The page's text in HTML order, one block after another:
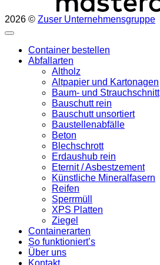
2026 © Zuser Unternehmensgruppe
Container bestellen
Abfallarten
Altholz
Altpapier und Kartonagen
Baum- und Strauchschnitt
Bauschutt rein
Bauschutt unsortiert
Baustellenabfälle
Beton
Blechschrott
Erdaushub rein
Eternit / Asbestzement
Künstliche Mineralfasern
Reifen
Sperrmüll
XPS Platten
Ziegel
Containerarten
So funktioniert’s
Über uns